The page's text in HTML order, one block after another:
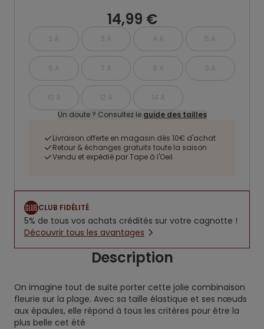
14,99 €
2 A 3 A 4 A 5 A
6 A 7 A 8 A 9 A
10 A 12 A
14 A
Un doute ? Consultez le guide des tailles
Livraison offerte en magasin dès 10€ d'achat
Retour & échanges gratuits toute la saison
Vendu et expédié par Tape à l'Oeil
CLUB FIDÉLITÉ
5% de tous vos achats crédités sur votre cagnotte !
Découvrir tous les avantages
Description
On imagine tout de suite porter cette jolie combinaison
fleurie sur la plage. Avec sa taille élastique et ses nœuds
aux épaules, elle répond à tous les critères pour être la
plus belle cet été